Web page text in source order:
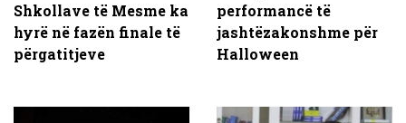
Shkollave të Mesme ka
hyrë në fazën finale të
përgatitjeve
performancë të
jashtëzakonshme për
Halloween